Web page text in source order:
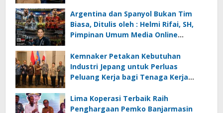
Ancaman Lingkungan, Oleh : Helmi
Rifai, SH
Argentina dan Spanyol Bukan Tim
Biasa, Ditulis oleh : Helmi Rifai, SH,
Pimpinan Umum Media Online
Kemnaker Petakan Kebutuhan
Industri Jepang untuk Perluas
Peluang Kerja bagi Tenaga Kerja
Lima Koperasi Terbaik Raih
Penghargaan Pemko Banjarmasin